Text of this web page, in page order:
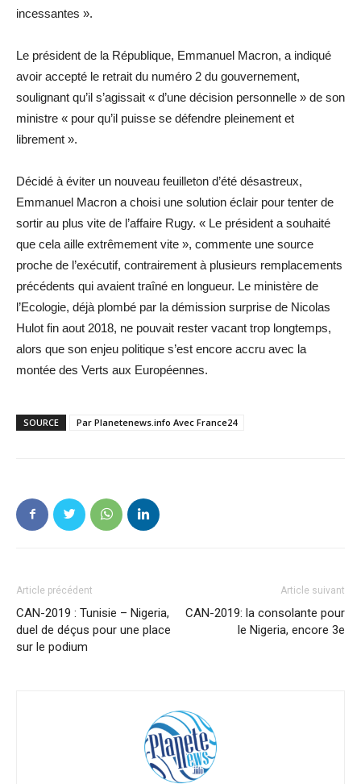
incessantes ».
Le président de la République, Emmanuel Macron, a indiqué
avoir accepté le retrait du numéro 2 du gouvernement,
soulignant qu’il s’agissait « d’une décision personnelle » de son
ministre « pour qu’il puisse se défendre pleinement et
librement ».
Décidé à éviter un nouveau feuilleton d’été désastreux,
Emmanuel Macron a choisi une solution éclair pour tenter de
sortir au plus vite de l’affaire Rugy. « Le président a souhaité
que cela aille extrêmement vite », commente une source
proche de l’exécutif, contrairement à plusieurs remplacements
précédents qui avaient traîné en longueur. Le ministère de
l’Ecologie, déjà plombé par la démission surprise de Nicolas
Hulot fin aout 2018, ne pouvait rester vacant trop longtemps,
alors que son enjeu politique s’est encore accru avec la
montée des Verts aux Européennes.
SOURCE Par Planetenews.info Avec France24
Article précédent
CAN-2019 : Tunisie – Nigeria,
duel de déçus pour une place
sur le podium
Article suivant
CAN-2019: la consolante pour
le Nigeria, encore 3e